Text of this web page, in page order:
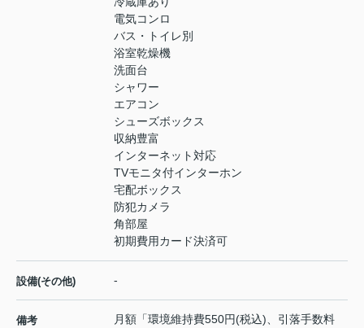
電気コンロ
バス・トイレ別
浴室乾燥機
洗面台
シャワー
エアコン
シューズボックス
収納豊富
インターネット対応
TVモニタ付インターホン
宅配ボックス
防犯カメラ
角部屋
初期費用カード決済可
設備(その他) -
備考
月額「環境維持費550円(税込)、引落手数料